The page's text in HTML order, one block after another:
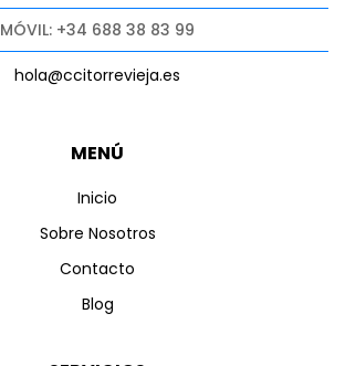
MENÚ
Inicio
Sobre Nosotros
Contacto
Blog
MÓVIL: +34 688 38 83 99
hola@ccitorrevieja.es